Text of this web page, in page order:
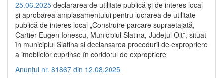
25.06.2025 declararea de utilitate publică și de interes local
și aprobarea amplasamentului pentru lucrarea de utilitate
publică de interes local „Construire parcare supraetajată,
Cartier Eugen Ionescu, Municipiul Slatina, Județul Olt”, situat
în municipiul Slatina și declanșarea procedurii de expropriere
a imobilelor cuprinse în coridorul de expropriere
Anunțul nr. 81867 din 12.08.2025